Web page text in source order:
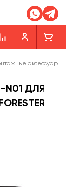
аксессуары
N01 ДЛЯ